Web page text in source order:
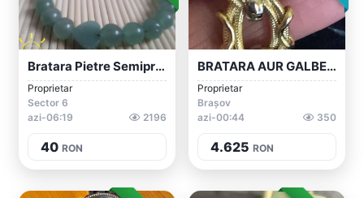
Bratara Pietre Semipretioase Aventurin P...
Proprietar
Sector 6
azi-06:19
2196
40 RON
BRATARA AUR GALBEN/ALB 14K-NOUA
Proprietar
Brașov
azi-00:44
350
4.625 RON